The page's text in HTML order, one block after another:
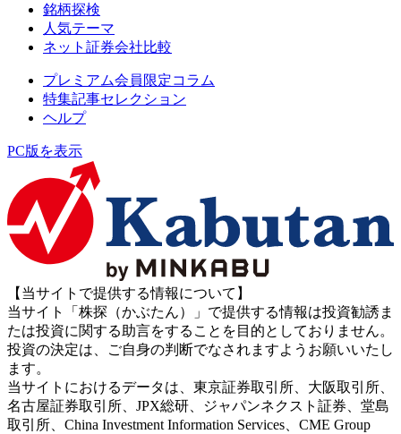
銘柄探検
人気テーマ
ネット証券会社比較
プレミアム会員限定コラム
特集記事セレクション
ヘルプ
PC版を表示
【当サイトで提供する情報について】
当サイト「株探（かぶたん）」で提供する情報は投資勧誘ま
たは投資に関する助言をすることを目的としておりません。
投資の決定は、ご自身の判断でなされますようお願いいたし
ます。
当サイトにおけるデータは、東京証券取引所、大阪取引所、
名古屋証券取引所、JPX総研、ジャパンネクスト証券、堂島
取引所、China Investment Information Services、CME Group